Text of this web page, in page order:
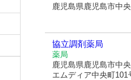
鹿児島県鹿児島市中
協立調剤薬局
薬局
鹿児島県鹿児島市中
エムディア中央町101